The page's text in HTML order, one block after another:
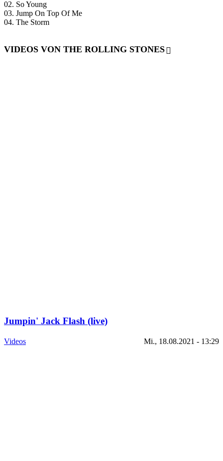
02. So Young
03. Jump On Top Of Me
04. The Storm
VIDEOS VON THE ROLLING STONES
Jumpin' Jack Flash (live)
Videos Mi., 18.08.2021 - 13:29